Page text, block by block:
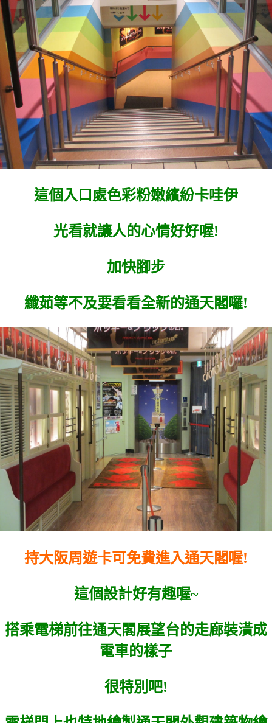
這個入口處色彩粉嫩繽紛卡哇伊
光看就讓人的心情好好喔!
加快腳步
纖茹等不及要看看全新的通天閣囉!
持大阪周遊卡可免費進入通天閣喔!
這個設計好有趣喔~
搭乘電梯前往通天閣展望台的走廊裝潢成
電車的樣子
很特別吧!